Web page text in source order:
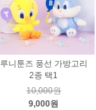
루니툰즈 풍선 가방고리
2종 택1
10,000원
9,000원